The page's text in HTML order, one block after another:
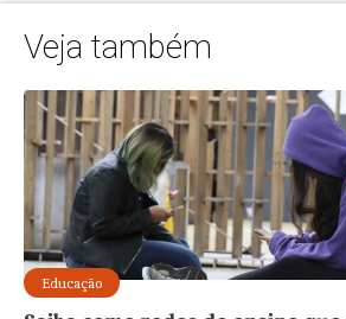
Veja também
Educação